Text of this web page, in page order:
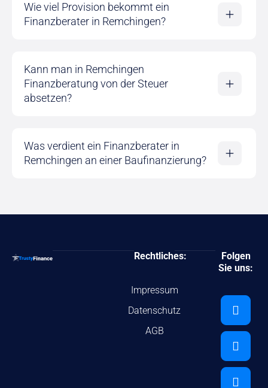
Wie viel Provision bekommt ein
Finanzberater in Remchingen?
Kann man in Remchingen
Finanzberatung von der Steuer
absetzen?
Was verdient ein Finanzberater in
Remchingen an einer Baufinanzierung?
Rechtliches:
Impressum
Datenschutz
AGB
Folgen
Sie uns: